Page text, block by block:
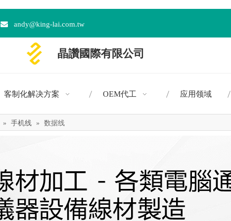
 andy@king-lai.com.tw
客制化解决方案 OEM代工 应用领域
» 手机线 » 数据线